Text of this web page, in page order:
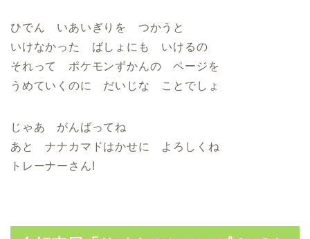
ひでん いあいぎりを つかうと
いけなかった ばしょにも いけるの
それって ポケモンずかんの ページを
うめていくのに だいじな ことでしょ
じゃあ がんばってね
あと ナナカマドはかせに よろしくね
トレーナーさん!